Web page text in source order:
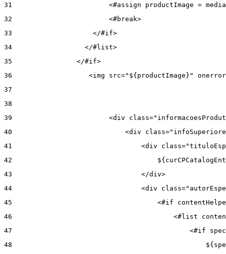
31
<#assign productImage =
32
                        <#break>
33
                    </#if>
34
                  </#list>
35
                </#if>
36
<img src="${productImage}"
37
38
39
<div
40
<div
41
<div
42
43
                                </div>
44
<div
45
<#if
46
<#list
47
<#if
48